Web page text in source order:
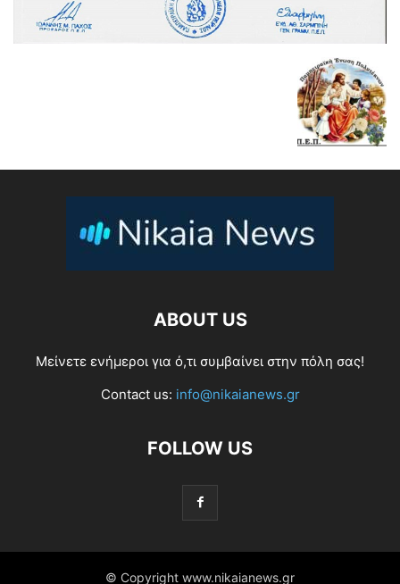
ABOUT US
Μείνετε ενήμεροι για ό,τι συμβαίνει στην πόλη σας!
Contact us: info@nikaianews.gr
FOLLOW US
© Copyright www.nikaianews.gr